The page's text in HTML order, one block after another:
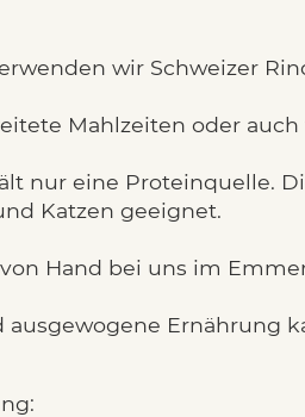
wir Schweizer
Mahlzeiten oder
nur eine Proteinquelle.
Katzen geeignet.
Hand bei uns im
ausgewogene Ernährung